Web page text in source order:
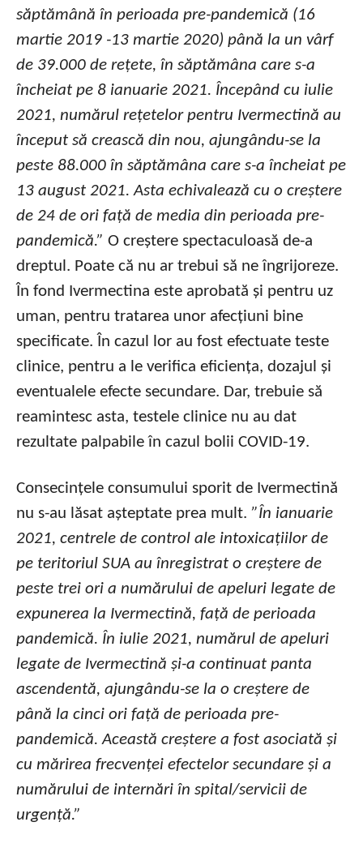
săptămână în perioada pre-pandemică (16
martie 2019 -13 martie 2020) până la un vârf
de 39.000 de rețete, în săptămâna care s-a
încheiat pe 8 ianuarie 2021. Începând cu iulie
2021, numărul rețetelor pentru Ivermectină au
început să crească din nou, ajungându-se la
peste 88.000 în săptămâna care s-a încheiat pe
13 august 2021. Asta echivalează cu o creștere
de 24 de ori față de media din perioada pre-
pandemică.” O creștere spectaculoasă de-a
dreptul. Poate că nu ar trebui să ne îngrijoreze.
În fond Ivermectina este aprobată și pentru uz
uman, pentru tratarea unor afecțiuni bine
specificate. În cazul lor au fost efectuate teste
clinice, pentru a le verifica eficiența, dozajul și
eventualele efecte secundare. Dar, trebuie să
reamintesc asta, testele clinice nu au dat
rezultate palpabile în cazul bolii COVID-19.
Consecințele consumului sporit de Ivermectină
nu s-au lăsat așteptate prea mult. ”În ianuarie
2021, centrele de control ale intoxicațiilor de
pe teritoriul SUA au înregistrat o creștere de
peste trei ori a numărului de apeluri legate de
expunerea la Ivermectină, față de perioada
pandemică. În iulie 2021, numărul de apeluri
legate de Ivermectină și-a continuat panta
ascendentă, ajungându-se la o creștere de
până la cinci ori față de perioada pre-
pandemică. Această creștere a fost asociată și
cu mărirea frecvenței efectelor secundare și a
numărului de internări în spital/servicii de
urgență.”